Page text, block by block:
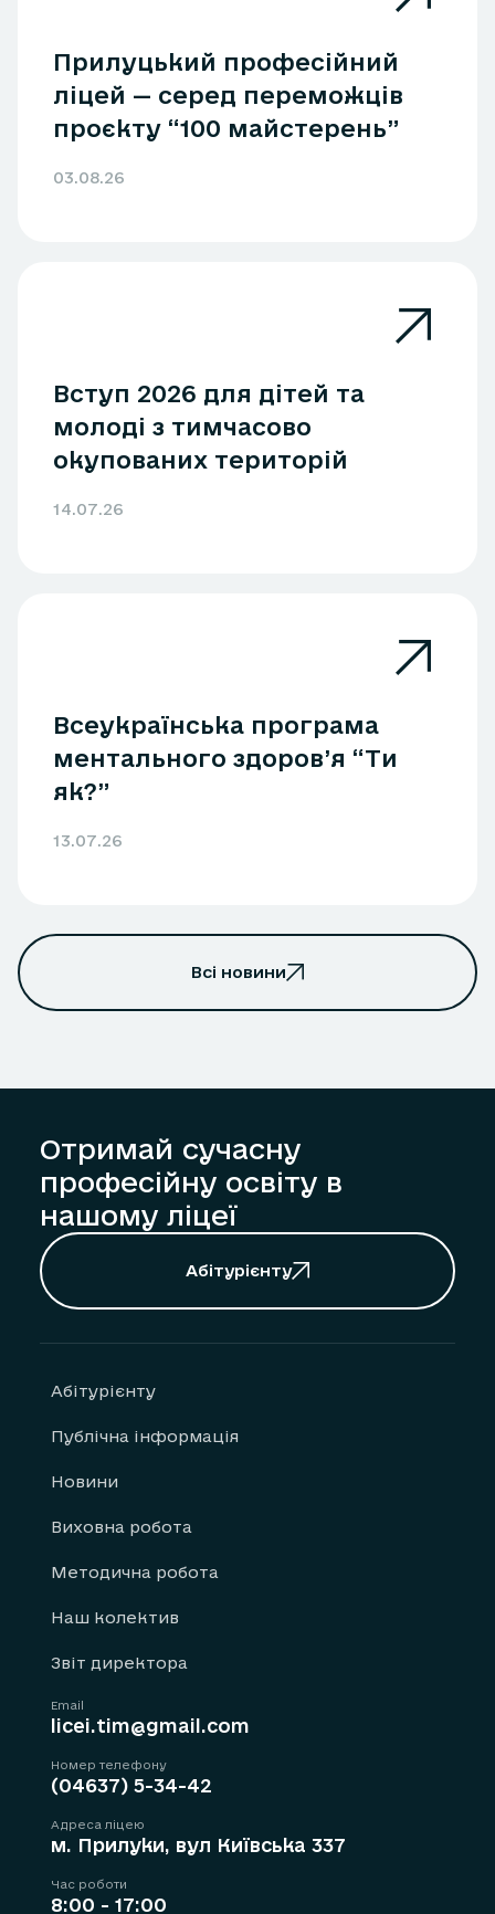
Прилуцький професійний
ліцей — серед переможців
проєкту “100 майстерень”
03.08.26
Вступ 2026 для дітей та
молоді з тимчасово
окупованих територій
14.07.26
Всеукраїнська програма
ментального здоров’я “Ти
як?”
13.07.26
Всі новини
Отримай сучасну
професійну освіту в
нашому ліцеї
Абітурієнту
Абітурієнту
Публічна інформація
Новини
Виховна робота
Методична робота
Наш колектив
Звіт директора
Email
licei.tim@gmail.com
Номер телефону
(04637) 5-34-42
Адреса ліцею
м. Прилуки, вул Київська 337
Час роботи
8:00 - 17:00